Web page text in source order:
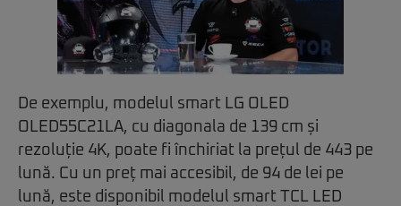
De exemplu, modelul smart LG OLED
OLED55C21LA, cu diagonala de 139 cm și
rezoluție 4K, poate fi închiriat la prețul de 443 pe
lună. Cu un preț mai accesibil, de 94 de lei pe
lună, este disponibil modelul smart TCL LED